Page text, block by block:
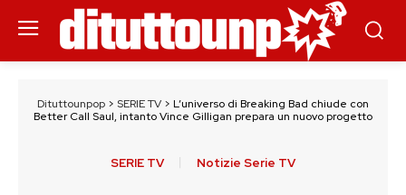
Dituttounpop > SERIE TV > L’universo di Breaking Bad chiude con
Better Call Saul, intanto Vince Gilligan prepara un nuovo progetto
SERIE TV Notizie Serie TV